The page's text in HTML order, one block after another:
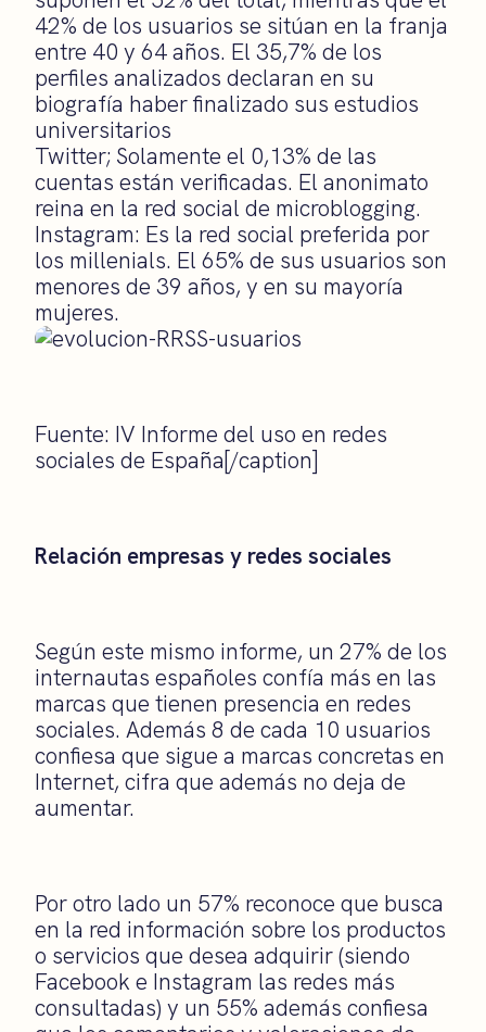
42% de los usuarios se sitúan en la franja
entre 40 y 64 años. El 35,7% de los
perfiles analizados declaran en su
biografía haber finalizado sus estudios
universitarios
Twitter; Solamente el 0,13% de las
cuentas están verificadas. El anonimato
reina en la red social de microblogging.
Instagram: Es la red social preferida por
los millenials. El 65% de sus usuarios son
menores de 39 años, y en su mayoría
mujeres.
Fuente: IV Informe del uso en redes
sociales de España[/caption]
Relación empresas y redes sociales
Según este mismo informe, un 27% de los
internautas españoles confía más en las
marcas que tienen presencia en redes
sociales. Además 8 de cada 10 usuarios
confiesa que sigue a marcas concretas en
Internet, cifra que además no deja de
aumentar.
Por otro lado un 57% reconoce que busca
en la red información sobre los productos
o servicios que desea adquirir (siendo
Facebook e Instagram las redes más
consultadas) y un 55% además confiesa